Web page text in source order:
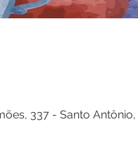
337 - Santo